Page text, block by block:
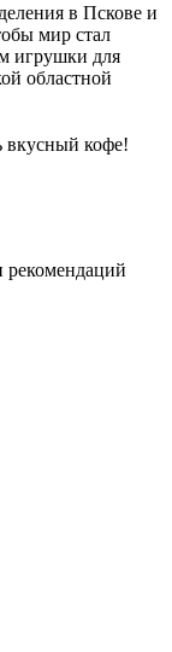
в Пскове и
мир стал
игрушки для
областной
вкусный кофе!
рекомендаций